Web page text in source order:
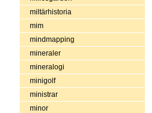
miltärhistoria
mim
mindmapping
mineraler
mineralogi
minigolf
ministrar
minor